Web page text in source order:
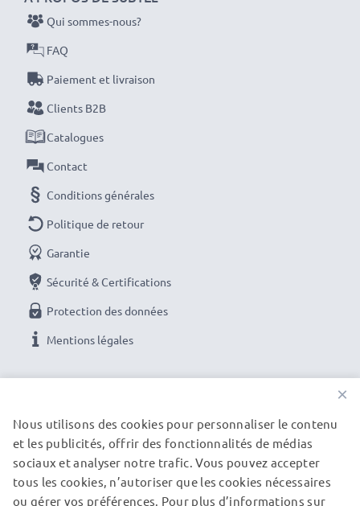
Qui sommes-nous?
FAQ
Paiement et livraison
Clients B2B
Catalogues
Contact
Conditions générales
Politique de retour
Garantie
Sécurité & Certifications
Protection des données
Mentions légales
NOS PARTENAIRES DE LIVRAISON
×
Nous utilisons des cookies pour personnaliser le contenu
et les publicités, offrir des fonctionnalités de médias
sociaux et analyser notre trafic. Vous pouvez accepter
tous les cookies, n’autoriser que les cookies nécessaires
ou gérer vos préférences. Pour plus d’informations sur